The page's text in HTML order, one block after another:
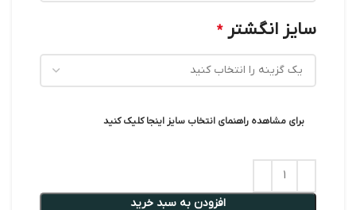
سایز انگشتر*
برای مشاهده راهنمای انتخاب سایز اینجا کلیک کنید
افزودن به سبد خرید